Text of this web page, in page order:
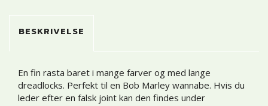
BESKRIVELSE
En fin rasta baret i mange farver og med lange
dreadlocks. Perfekt til en Bob Marley wannabe. Hvis du
leder efter en falsk joint kan den findes under